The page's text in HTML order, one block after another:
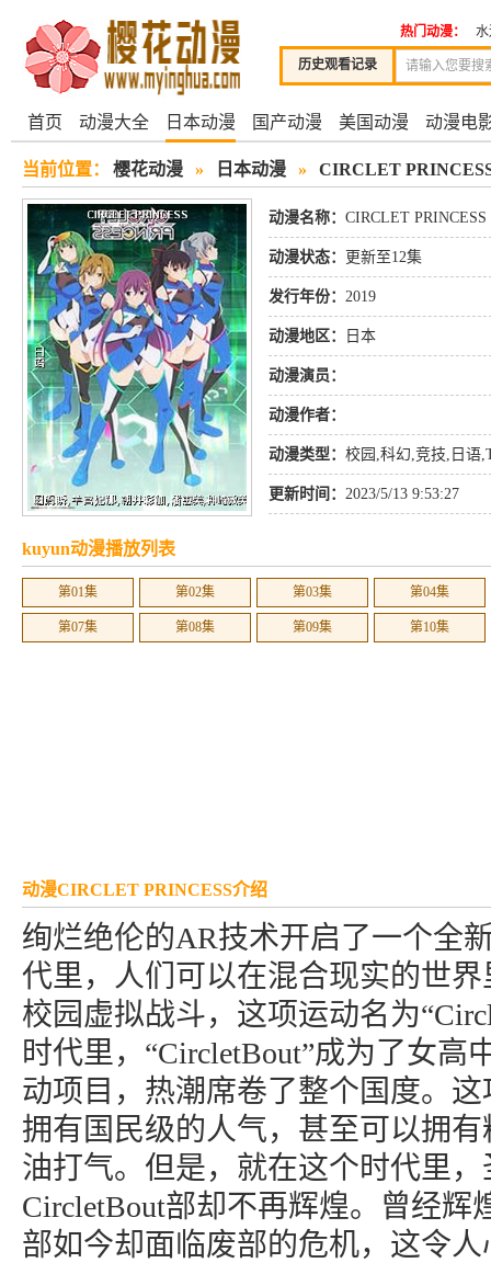
历史观看记录
热门动漫：
首页 动漫大全 日本动漫 国产动漫 美国动漫 动漫电
当前位置： 樱花动漫 » 日本动漫 » CIRCLET
动漫名称： CIRCLET PRINCESS
动漫状态： 更新至12集
发行年份： 2019
动漫地区： 日本
动漫演员：
动漫作者：
动漫类型： 校园 ,科幻,竞技, 日语,
更新时间： 2023/5/13 9:53:27
kuyun动漫播放列表
第01集 第02集 第03集 第04集
第07集 第08集 第09集 第10集
动漫CIRCLET PRINCESS介绍
绚烂绝伦的AR技术开启了一个全
代里，人们可以在混合现实的世
校园虚拟战斗，这项运动名为
时代里，“CircletBout”成为了女高
动项目，热潮席卷了整个国度。
拥有国民级的人气，甚至可以拥
油打气。但是，就在这个时代里
CircletBout部却不再辉煌。曾经辉
部如今却面临废部的危机，这令